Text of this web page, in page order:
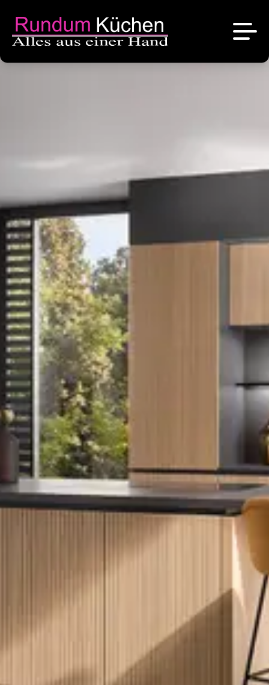
Das sind wir
Stellenangebote
Unsere Marken
Angebote
Kontakt